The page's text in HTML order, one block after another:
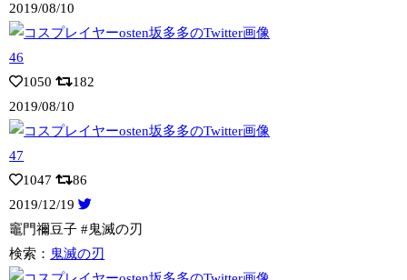
2019/08/10
1050
182
2019/08/10
1047
86
2019/12/19
竈門禰豆子 #鬼滅の刃
検索： 鬼滅の刃